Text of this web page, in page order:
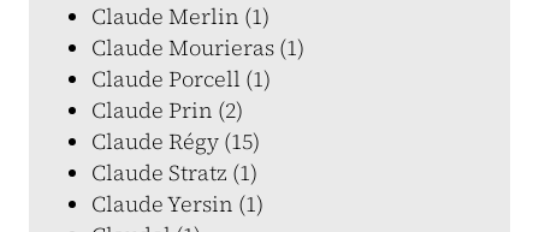
Claude Merlin (1)
Claude Mourieras (1)
Claude Porcell (1)
Claude Prin (2)
Claude Régy (15)
Claude Stratz (1)
Claude Yersin (1)